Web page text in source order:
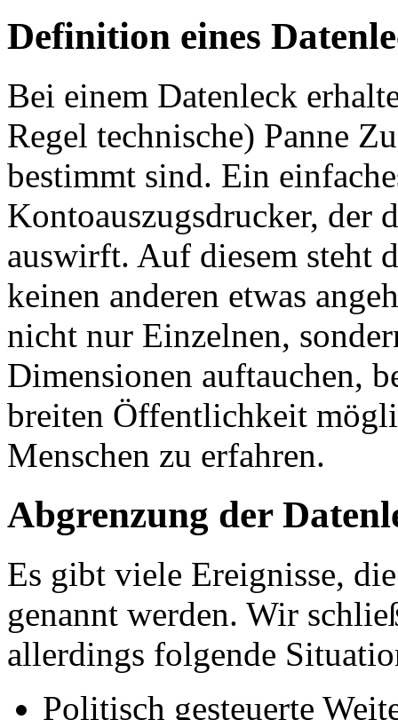
Definition eines
Bei einem Datenleck
Regel technische) Panne
bestimmt sind. Ein
Kontoauszugsdrucker, der
auswirft. Auf diesem steht
keinen anderen etwas
nicht nur Einzelnen,
Dimensionen auftauchen,
breiten Öffentlichkeit
Menschen zu erfahren.
Abgrenzung der
Es gibt viele Ereignisse,
genannt werden. Wir
allerdings folgende
Politisch gesteuerte